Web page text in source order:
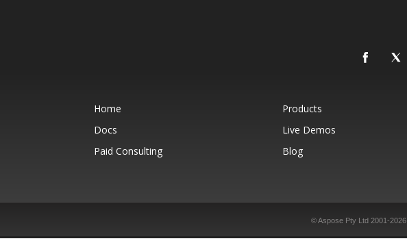
Home Products
Docs
Live Demos
Paid Consulting
Blog
© Aspose Pty Ltd 2001-2026.